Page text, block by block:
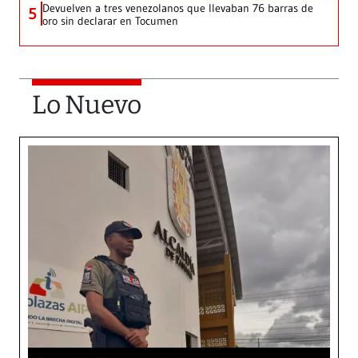
5 Devuelven a tres venezolanos que llevaban 76 barras de
oro sin declarar en Tocumen
Lo Nuevo